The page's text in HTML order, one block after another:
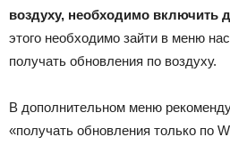
воздуху, необходимо включить
этого необходимо зайти в меню
получать обновления по воздуху.
В дополнительном меню
«получать обновления только по